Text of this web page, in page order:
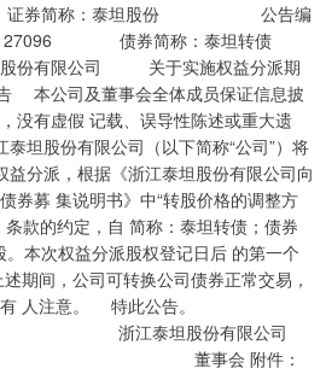
券简称：泰坦股份 公告编
127096 债券简称：泰坦转债
公司 关于实施权益分派期
本公司及董事会全体成员保证信息披
没有虚假 记载、误导性陈述或重大遗
坦股份有限公司（以下简称“公司”）将
分派，根据《浙江泰坦股份有限公司向
券募 集说明书》中“转股价格的调整方
款的约定，自 简称：泰坦转债；债券
本次权益分派股权登记日后 的第一个
间，公司可转换公司债券正常交易，
人注意。 特此公告。
份有限公司
附件：